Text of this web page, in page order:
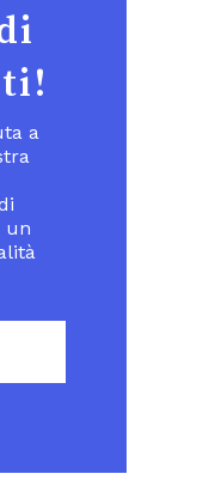
a
un